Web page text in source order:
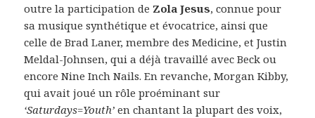
outre la participation de Zola Jesus, connue pour
sa musique synthétique et évocatrice, ainsi que
celle de Brad Laner, membre des Medicine, et Justin
Meldal-Johnsen, qui a déjà travaillé avec Beck ou
encore Nine Inch Nails. En revanche, Morgan Kibby,
qui avait joué un rôle proéminant sur
‘Saturdays=Youth’ en chantant la plupart des voix,